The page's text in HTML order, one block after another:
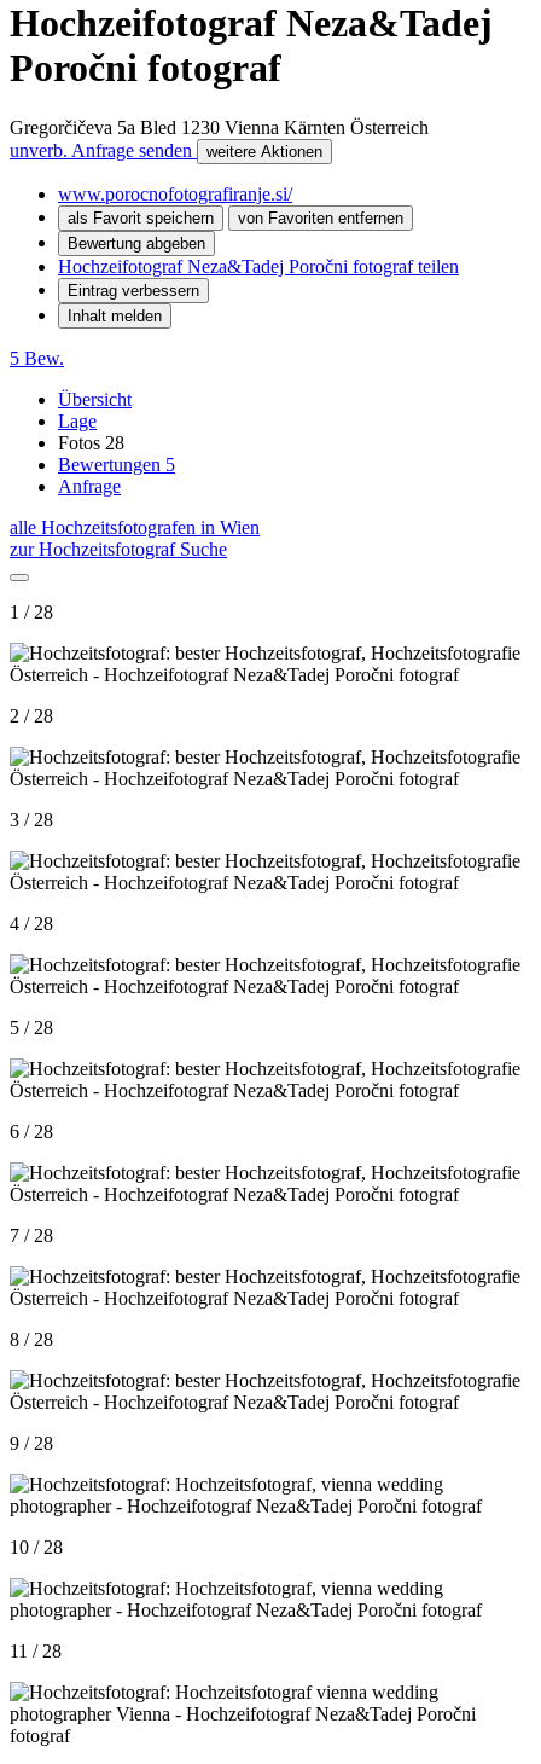
Hochzeifotograf Neza&Tadej
Poročni fotograf
Gregorčičeva 5a Bled 1230 Vienna Kärnten Österreich
unverb. Anfrage senden
weitere Aktionen
www.porocnofotografiranje.si/
als Favorit speichern
von Favoriten entfernen
Bewertung abgeben
Hochzeifotograf Neza&Tadej Poročni fotograf teilen
Eintrag verbessern
Inhalt melden
5 Bew.
Übersicht
Lage
Fotos 28
Bewertungen 5
Anfrage
alle Hochzeitsfotografen in Wien
zur Hochzeitsfotograf Suche
1 / 28
2 / 28
3 / 28
4 / 28
5 / 28
6 / 28
7 / 28
8 / 28
9 / 28
10 / 28
11 / 28